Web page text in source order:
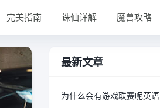
完美指南 诛仙详解 魔兽攻略
最新文章
为什么会有游戏联赛呢英语